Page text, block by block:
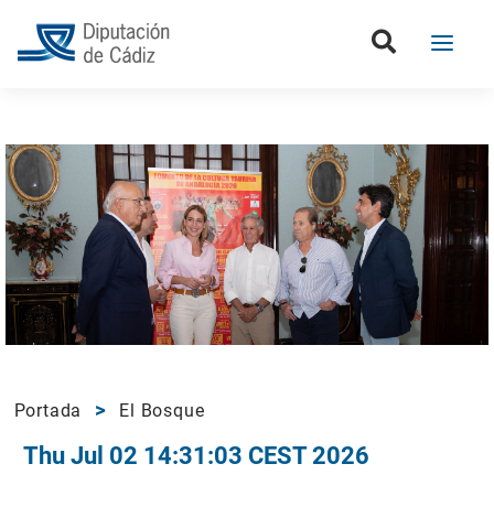
Portada El Bosque
Thu Jul 02 14:31:03 CEST 2026